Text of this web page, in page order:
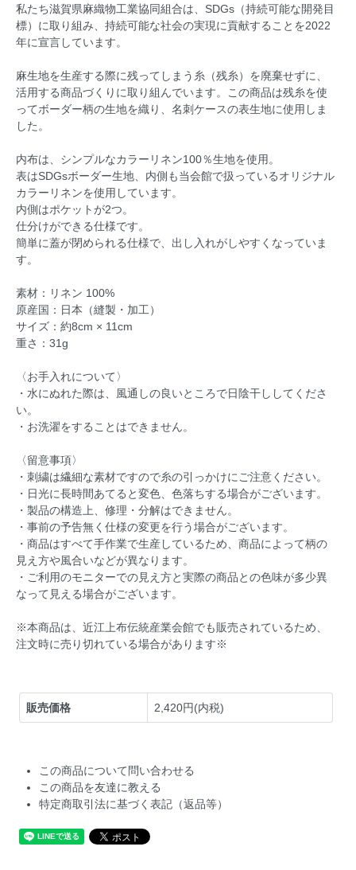
私たち滋賀県麻織物工業協同組合は、SDGs（持続可能な開発目
標）に取り組み、持続可能な社会の実現に貢献することを2022
年に宣言しています。
麻生地を生産する際に残ってしまう糸（残糸）を廃棄せずに、
活用する商品づくりに取り組んでいます。この商品は残糸を使
ってボーダー柄の生地を織り、名刺ケースの表生地に使用しま
した。
内布は、シンプルなカラーリネン100％生地を使用。
表はSDGsボーダー生地、内側も当会館で扱っているオリジナル
カラーリネンを使用しています。
内側はポケットが2つ。
仕分けができる仕様です。
簡単に蓋が閉められる仕様で、出し入れがしやすくなっていま
す。
素材：リネン 100%
原産国：日本（縫製・加工）
サイズ：約8cm × 11cm
重さ：31g
〈お手入れについて〉
・水にぬれた際は、風通しの良いところで日陰干ししてくださ
い。
・お洗濯をすることはできません。
〈留意事項〉
・刺繍は繊細な素材ですので糸の引っかけにご注意ください。
・日光に長時間あてると変色、色落ちする場合がございます。
・製品の構造上、修理・分解はできません。
・事前の予告無く仕様の変更を行う場合がございます。
・商品はすべて手作業で生産しているため、商品によって柄の
見え方や風合いなどが異なります。
・ご利用のモニターでの見え方と実際の商品との色味が多少異
なって見える場合がございます。
※本商品は、近江上布伝統産業会館でも販売されているため、
注文時に売り切れている場合があります※
販売価格 2,420円(内税)
この商品について問い合わせる
この商品を友達に教える
特定商取引法に基づく表記（返品等）